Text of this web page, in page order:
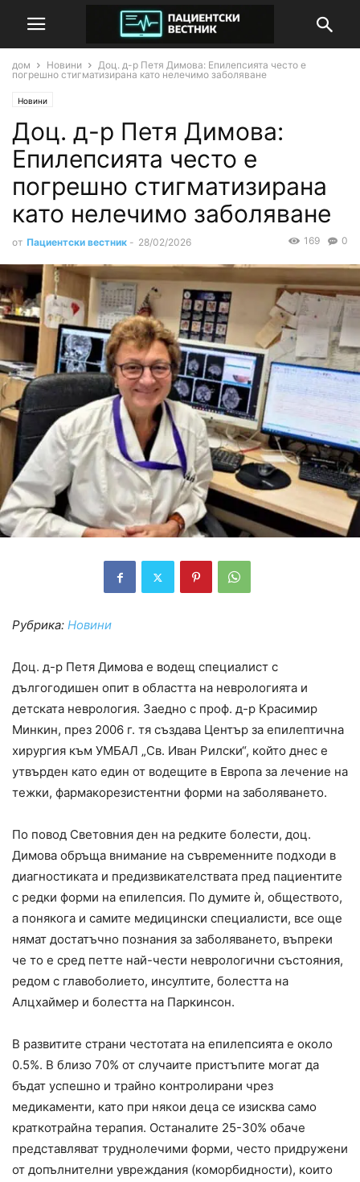
дом Новини
Доц. д-р Петя Димова: Епилепсията често е
погрешно стигматизирана като нелечимо заболяване
Новини
Доц. д-р Петя Димова:
Епилепсията често е
погрешно стигматизирана
като нелечимо заболяване
от Пациентски вестник - 28/02/2026 0
169
Рубрика: Новини
Доц. д-р Петя Димова е водещ специалист с
дългогодишен опит в областта на неврологията и
детската неврология. Заедно с проф. д-р Красимир
Минкин, през 2006 г. тя създава Център за епилептична
хирургия към УМБАЛ „Св. Иван Рилски“, който днес е
утвърден като един от водещите в Европа за лечение на
тежки, фармакорезистентни форми на заболяването.
По повод Световния ден на редките болести, доц.
Димова обръща внимание на съвременните подходи в
диагностиката и предизвикателствата пред пациентите
с редки форми на епилепсия. По думите ѝ, обществото,
а понякога и самите медицински специалисти, все още
нямат достатъчно познания за заболяването, въпреки
че то е сред петте най-чести неврологични състояния,
редом с главоболието, инсултите, болестта на
Алцхаймер и болестта на Паркинсон.
В развитите страни честотата на епилепсията е около
0.5%. В близо 70% от случаите пристъпите могат да
бъдат успешно и трайно контролирани чрез
медикаменти, като при някои деца се изисква само
краткотрайна терапия. Останалите 25-30% обаче
представляват труднолечими форми, често придружени
от допълнителни увреждания (коморбидности), които